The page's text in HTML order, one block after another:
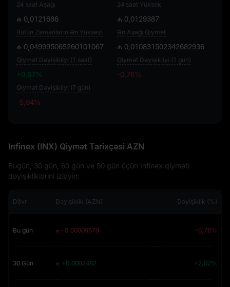
24 saat Aşağı
₼ 0,0121686
24 saat Yüksək
₼ 0,0129387
Bütün Zamanların Ən Yüksəyi
₼ 0,049995065260101067
Ən Aşağı Qiymət
₼ 0,010831502342682936
Qiymət Dəyişikliyi (1 saat)
+0,67%
Qiymət Dəyişikliyi (1 gün)
-0,76%
Qiymət Dəyişikliyi (7 gün)
-5,94%
Infinex (INX) Qiymət Tarixçəsi AZN
Bugün, 30 gün, 60 gün ve 90 gün üçün Infinex qiyməti
dəyişikliklərini izləyin:
Dövr Dəyişiklik (AZN) Dəyişiklik (%)
Bu gün ₼ -0,00009579 -0,76%
30 Gün ₼ +0,0002482 +2,02%